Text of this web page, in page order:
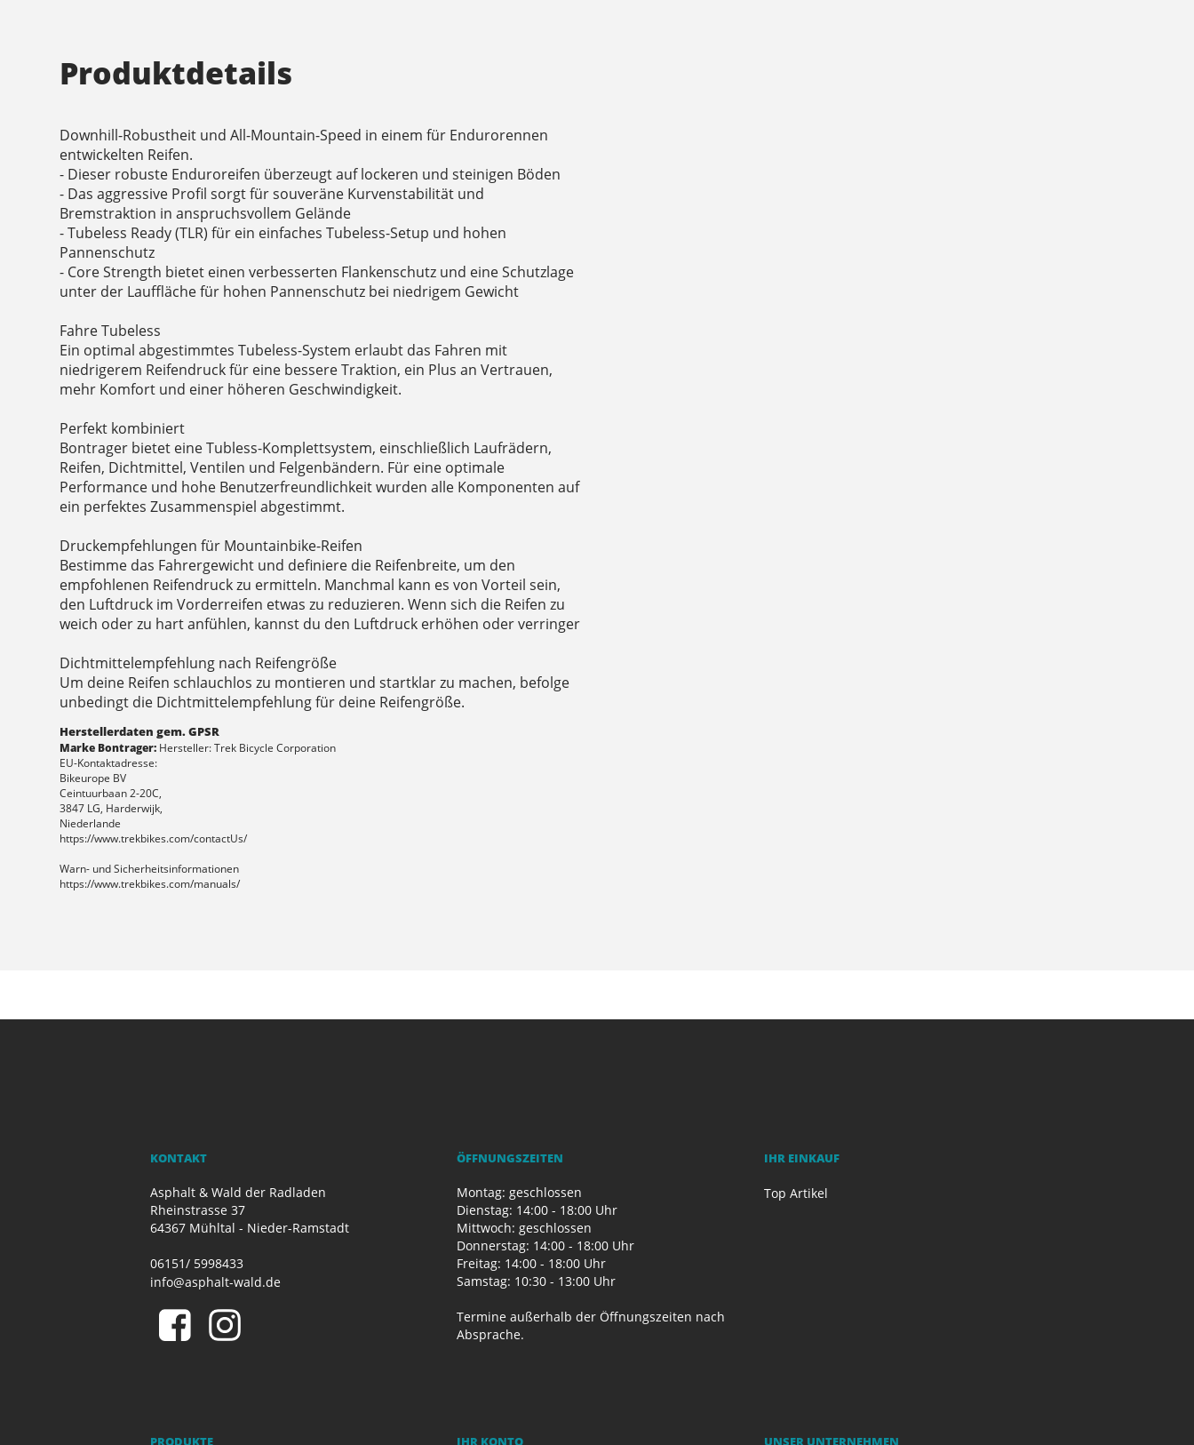
Produktdetails
Downhill-Robustheit und All-Mountain-Speed in einem für Endurorennen
entwickelten Reifen.
- Dieser robuste Enduroreifen überzeugt auf lockeren und steinigen Böden
- Das aggressive Profil sorgt für souveräne Kurvenstabilität und
Bremstraktion in anspruchsvollem Gelände
- Tubeless Ready (TLR) für ein einfaches Tubeless-Setup und hohen
Pannenschutz
- Core Strength bietet einen verbesserten Flankenschutz und eine Schutzlage
unter der Lauffläche für hohen Pannenschutz bei niedrigem Gewicht
Fahre Tubeless
Ein optimal abgestimmtes Tubeless-System erlaubt das Fahren mit
niedrigerem Reifendruck für eine bessere Traktion, ein Plus an Vertrauen,
mehr Komfort und einer höheren Geschwindigkeit.
Perfekt kombiniert
Bontrager bietet eine Tubless-Komplettsystem, einschließlich Laufrädern,
Reifen, Dichtmittel, Ventilen und Felgenbändern. Für eine optimale
Performance und hohe Benutzerfreundlichkeit wurden alle Komponenten auf
ein perfektes Zusammenspiel abgestimmt.
Druckempfehlungen für Mountainbike-Reifen
Bestimme das Fahrergewicht und definiere die Reifenbreite, um den
empfohlenen Reifendruck zu ermitteln. Manchmal kann es von Vorteil sein,
den Luftdruck im Vorderreifen etwas zu reduzieren. Wenn sich die Reifen zu
weich oder zu hart anfühlen, kannst du den Luftdruck erhöhen oder verringer
Dichtmittelempfehlung nach Reifengröße
Um deine Reifen schlauchlos zu montieren und startklar zu machen, befolge
unbedingt die Dichtmittelempfehlung für deine Reifengröße.
Herstellerdaten gem. GPSR
Marke Bontrager: Hersteller: Trek Bicycle Corporation
EU-Kontaktadresse:
Bikeurope BV
Ceintuurbaan 2-20C,
3847 LG, Harderwijk,
Niederlande
https://www.trekbikes.com/contactUs/
Warn- und Sicherheitsinformationen
https://www.trekbikes.com/manuals/
KONTAKT
Asphalt & Wald der Radladen
Rheinstrasse 37
64367 Mühltal - Nieder-Ramstadt
06151/ 5998433
info@asphalt-wald.de
ÖFFNUNGSZEITEN
Montag: geschlossen
Dienstag: 14:00 - 18:00 Uhr
Mittwoch: geschlossen
Donnerstag: 14:00 - 18:00 Uhr
Freitag: 14:00 - 18:00 Uhr
Samstag: 10:30 - 13:00 Uhr
Termine außerhalb der Öffnungszeiten nach
Absprache.
IHR EINKAUF
Top Artikel
PRODUKTE IHR KONTO UNSER UNTERNEHMEN